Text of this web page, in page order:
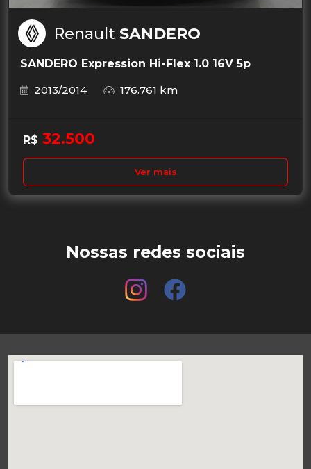
Renault SANDERO
SANDERO Expression Hi-Flex 1.0 16V 5p
2013/2014
176.761 km
R$ 32.500
Ver mais
Nossas redes sociais